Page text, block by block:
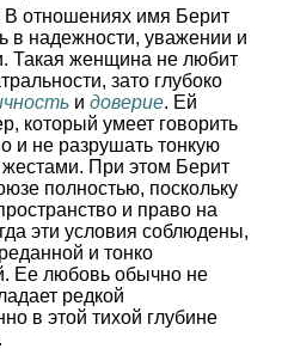
В отношениях имя Берит
в надежности, уважении и
Такая женщина не любит
зато глубоко
и доверие. Ей
который умеет говорить
и не разрушать тонкую
жестами. При этом Берит
полностью, поскольку
и право на
эти условия соблюдены,
и тонко
Ее любовь обычно не
редкой
в этой тихой глубине